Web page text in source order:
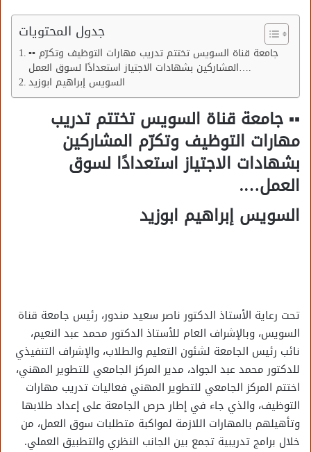
جدول المحتويات
▪︎▪︎ جامعة قناة السويس تختتم تدريب مهارات التوظيف وتكرّم
المشاركين بشهادات الاجتياز استعدادًا لسوق العمل….
السويس إبراهيم ابوزيد
▪︎▪︎ جامعة قناة السويس تختتم تدريب
مهارات التوظيف وتكرّم المشاركين
بشهادات الاجتياز استعدادًا لسوق
العمل….
السويس إبراهيم ابوزيد
تحت رعاية الأستاذ الدكتور ناصر سعيد مندور، رئيس جامعة قناة
السويس، وبالإشراف العام للأستاذ الدكتور محمد عبد النعيم،
نائب رئيس الجامعة لشئون التعليم والطلاب، والإشراف التنفيذي
للدكتور محمد عبد الجواد، مدير المركز الجامعي للتطوير المهني،
اختتم المركز الجامعي للتطوير المهني فعاليات تدريب مهارات
التوظيف، والذي جاء في إطار حرص الجامعة على إعداد طلابها
وتأهيلهم بالمهارات اللازمة لمواكبة متطلبات سوق العمل، من
خلال برامج تدريبية تجمع بين الجانب النظري والتطبيق العملي.